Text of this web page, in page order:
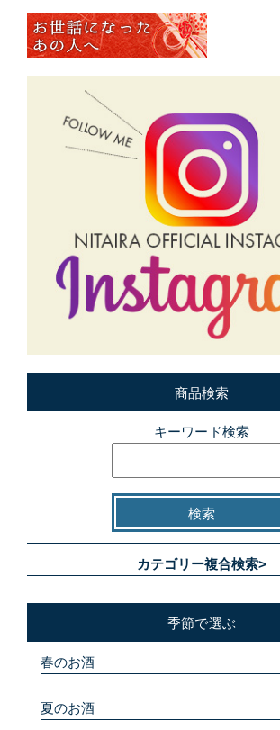
商品検索
キーワード検索
カテゴリー複合検索>
季節で選ぶ
春のお酒
夏のお酒